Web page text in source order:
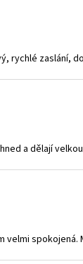
rychlé zaslání,
a dělají
spokojená.